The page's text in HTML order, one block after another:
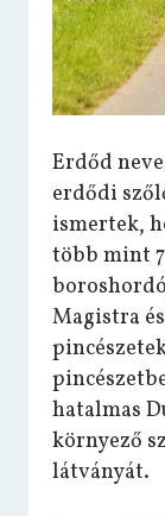
Erdőd
erdődi
ismertek,
több mint
Magistra
hatalmas
környező
látványát.